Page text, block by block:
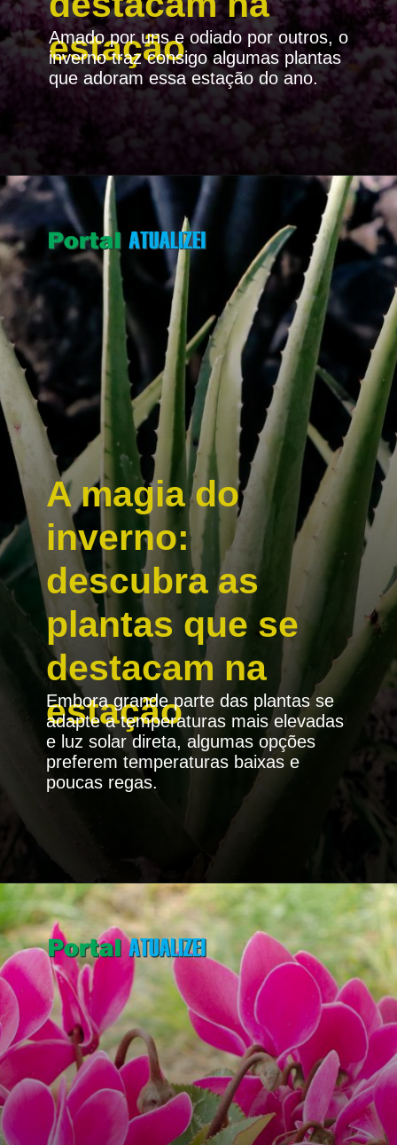
estação
Amado por uns e odiado por outros, o
inverno traz consigo algumas plantas
que adoram essa estação do ano.
Opening
A magia do
inverno:
descubra as
plantas que se
destacam na
estação
Embora grande parte das plantas se
adapte a temperaturas mais elevadas
e luz solar direta, algumas opções
preferem temperaturas baixas e
poucas regas.
Opening https://portalatualizei.com.br/agro/a-magia-do-inverno-descubra-as-plantas-que-se-destacam-na-estacao/16130/